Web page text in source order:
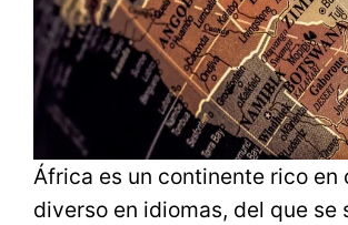
África es un continente rico en
diverso en idiomas, del que se